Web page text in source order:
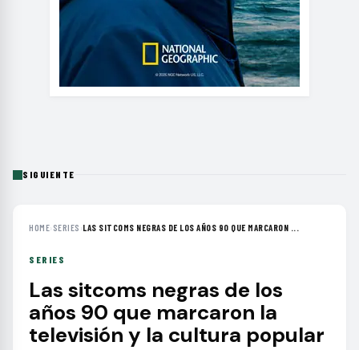
SIGUIENTE
HOME› SERIES ›LAS SITCOMS NEGRAS DE LOS AÑOS 90 QUE MARCARON ...
SERIES
Las sitcoms negras de los
años 90 que marcaron la
televisión y la cultura popular